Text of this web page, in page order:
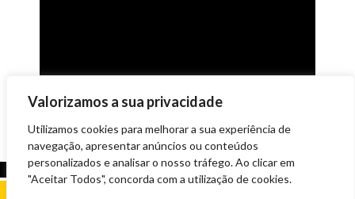
Valorizamos a sua privacidade
Utilizamos cookies para melhorar a sua experiência de
navegação, apresentar anúncios ou conteúdos
personalizados e analisar o nosso tráfego. Ao clicar em
"Aceitar Todos", concorda com a utilização de cookies.